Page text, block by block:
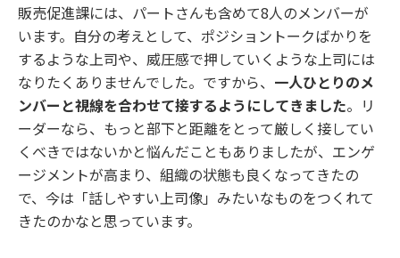
販売促進課には、パートさんも含めて8人のメンバーが
います。自分の考えとして、ポジショントークばかりを
するような上司や、威圧感で押していくような上司には
なりたくありませんでした。ですから、 一人ひとりのメ
ンバーと視線を合わせて接するようにしてきました。リ
ーダーなら、もっと部下と距離をとって厳しく接してい
くべきではないかと悩んだこともありましたが、エンゲ
ージメントが高まり、組織の状態も良くなってきたの
で、今は「話しやすい上司像」みたいなものをつくれて
きたのかなと思っています。